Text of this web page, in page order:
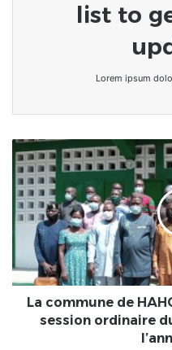
list to
Lorem ipsum
La
commune
de
HAHO
ouvert
sa
troisième
session
ordinaire
La commune de
session ordinaire